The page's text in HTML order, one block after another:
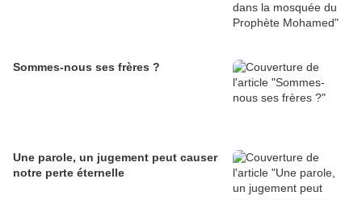
Sommes-nous ses frères ?
Une parole, un jugement peut causer
notre perte éternelle